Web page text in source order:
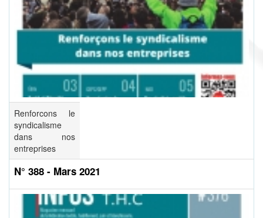
Renforcons le
syndicalisme
dans nos
entreprises
N° 388 - Mars 2021